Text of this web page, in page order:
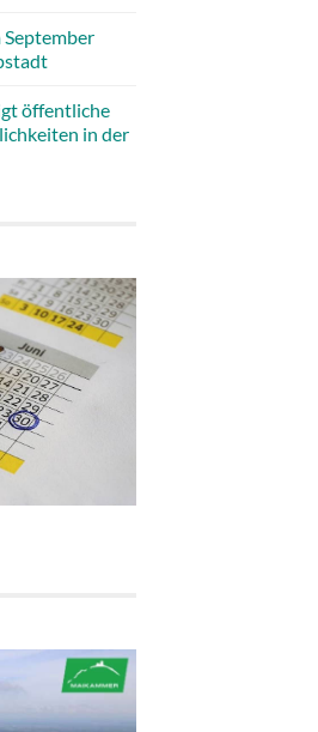
öffentliche
in der